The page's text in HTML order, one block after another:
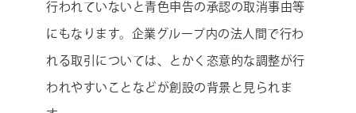
行われていないと青色申告の承認の取消事由等
にもなります。企業グループ内の法人間で行わ
れる取引については、とかく恣意的な調整が行
われやすいことなどが創設の背景と見られま